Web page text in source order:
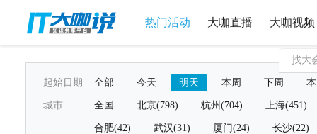
热门活动 大咖直播 大咖视频
起始日期 全部 今天 明天 本周 下周
城市 全国 北京(798) 杭州(704) 上海(451)
合肥(42) 武汉(31) 厦门(24) 长沙(22)